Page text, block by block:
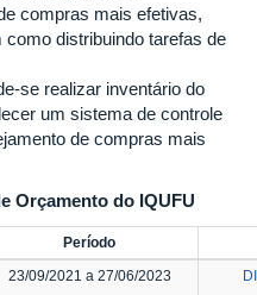
compras mais efetivas,
distribuindo tarefas de
se realizar inventário do
um sistema de controle
de compras mais
Orçamento do IQUFU
Período
23/09/2021 a 27/06/2023